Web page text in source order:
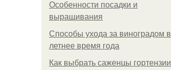
Особенности посадки и
выращивания
Способы ухода за виноградом в
летнее время года
Как выбрать саженцы гортензии